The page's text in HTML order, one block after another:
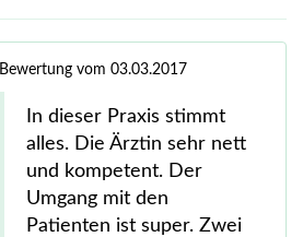
Bewertung vom 03.03.2017
In dieser Praxis stimmt
alles. Die Ärztin sehr nett
und kompetent. Der
Umgang mit den
Patienten ist super. Zwei